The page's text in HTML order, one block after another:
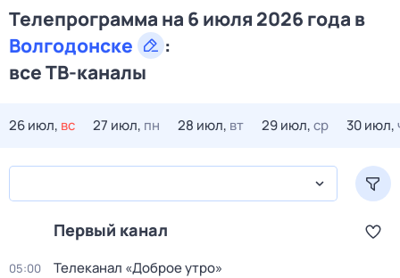
Телепрограмма на 6 июля 2026 года в
Волгодонске
:
все ТВ-каналы
26 июл, вс 27 июл, пн 28 июл, вт 29 июл,ср 30 июл,
Первый канал
05:00 Телеканал «Доброе утро»